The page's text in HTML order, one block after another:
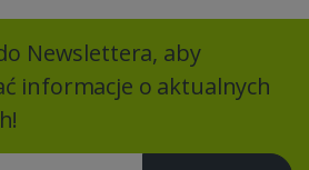
Newslettera, aby
informacje o aktualnych